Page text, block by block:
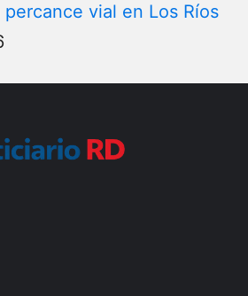
vial en Los Ríos